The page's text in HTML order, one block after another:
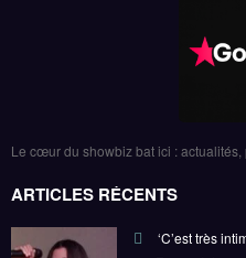
sur France Inter